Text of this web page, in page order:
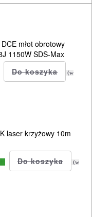
młot obrotowy
1150W SDS-Max
(w
laser krzyżowy 10m
(w